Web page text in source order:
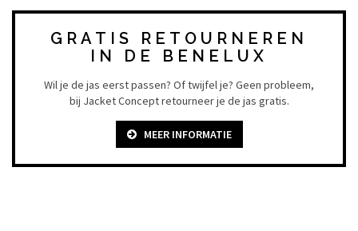
GRATIS RETOURNEREN
IN DE BENELUX
Wil je de jas eerst passen? Of twijfel je? Geen probleem,
bij Jacket Concept retourneer je de jas gratis.
MEER INFORMATIE